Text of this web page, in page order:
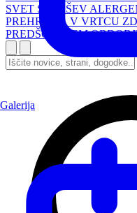
SVET STARŠEV
PREHRANA V VRTCU
PREDŠOLSKEM
Galerija